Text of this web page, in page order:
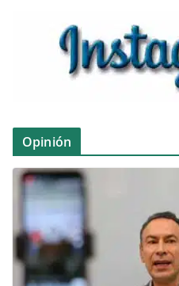
Opinión